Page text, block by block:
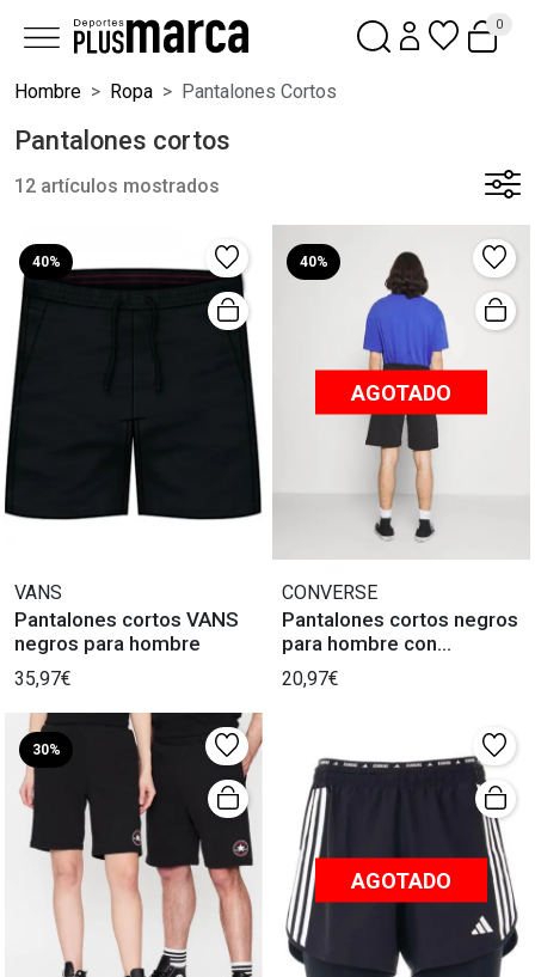
0
Hombre Ropa Pantalones Cortos
Pantalones cortos
12 artículos mostrados
40%
VANS
Pantalones cortos VANS
negros para hombre
35,97€
40%
AGOTADO
CONVERSE
Pantalones cortos negros
para hombre con
Converse.
20,97€
30%
AGOTADO